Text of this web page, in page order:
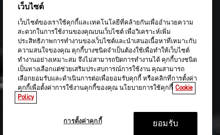
เว็บไซต์
เว็บไซต์ของเราใช้คุกกี้และเทคโนโลยีที่คล้ายกันเพื่ออำนวยความ
สะดวกในการใช้งานของคุณบนเว็บไซต์ เพื่อวิเคราะห์เพิ่ม
ประสิทธิภาพการทำงานของเว็บไซต์และนำเสนอเนื้อหาที่เหมาะกับ
ความสนใจของคุณ คุกกี้บางชนิดจำเป็นต้องใช้เพื่อทำให้เว็บไซต์
ทำงานอย่างเหมาะสม จึงไม่สามารถปิดการทำงานได้ คุกกี้บางชนิด
เป็นทางเลือกแต่ช่วยเสริมประสบการณ์การใช้งาน คุณสามารถ
เลือกยอมรับและดำเนินการต่อเพื่อยอมรับคุกกี้ หรือคลิกที่การตั้งค่า
คุกกี้เพื่อตั้งค่าการใช้งานคุกกี้ของคุณ นโยบายการใช้คุกกี้ Cookie
Policy
การตั้งค่าคุกกี้ ยอมรับ